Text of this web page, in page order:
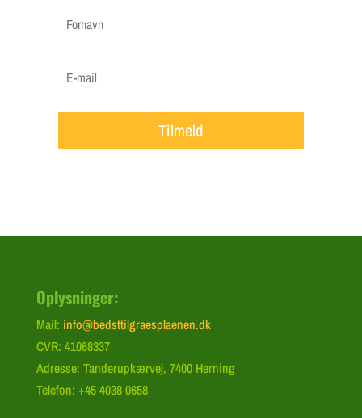
Tilmeld
Oplysninger:
Mail: info@bedsttilgraesplaenen.dk
CVR: 41068337
Adresse: Tanderupkærvej, 7400 Herning
Telefon: +45 4038 0658